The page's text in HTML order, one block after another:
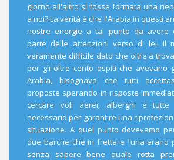
giorno all'altro si fosse formata una
a noi? La verità è che l'Arabia in questi
nostre energie a tal punto da avere
parte delle attenzioni verso di lei. Il
veramente difficile dato che oltre a
per gli oltre cento ospiti che avevano
Arabia, bisognava che tutti
proposte sperando in risposte
cercare voli aerei, alberghi e
necessario per garantire una
situazione. A quel punto dovevamo
due barche che in fretta e furia erano
senza sapere bene quale rotta